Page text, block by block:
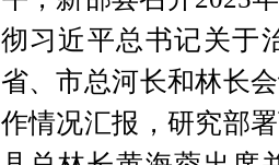
彻习近平总书记关于
省、市总河长和林长
作情况汇报，研究部